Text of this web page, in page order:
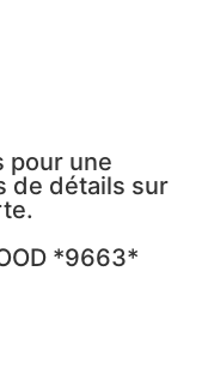
pour une
de détails sur
*9663*